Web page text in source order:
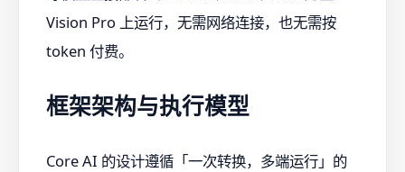
Vision Pro 上运行，无需网络连接，也无需按
token 付费。
框架架构与执行模型
Core AI 的设计遵循「一次转换，多端运行」的